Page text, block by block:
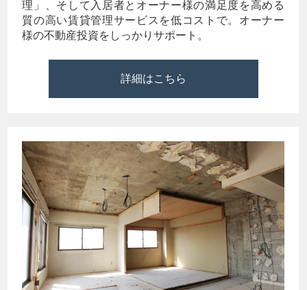
理」、そして入居者とオーナー様の満足度を高める
質の高い賃貸管理サービスを低コストで。オーナー
様の不動産投資をしっかりサポート。
詳細はこちら